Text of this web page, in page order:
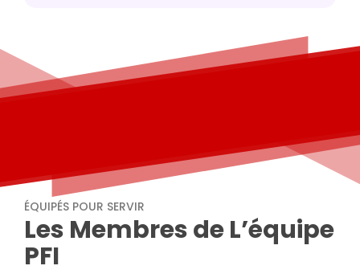
ÉQUIPÉS POUR SERVIR
Les Membres de L’équipe
PFI